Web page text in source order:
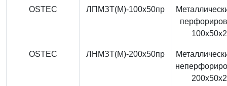
OSTEC ЛПМЗТ(М)-100x50пр
OSTEC ЛНМЗТ(М)-200x50пр